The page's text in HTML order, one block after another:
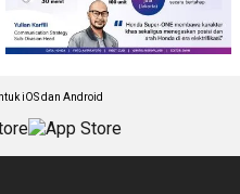
iOS dan Android